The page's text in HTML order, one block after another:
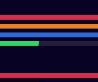
Tấn
công
Tầm
đánh
Phòng
thủ
Tấn